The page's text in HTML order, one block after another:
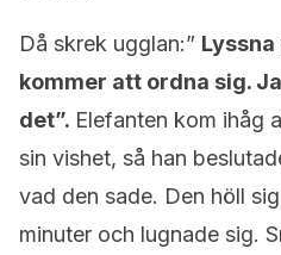
Då skrek ugglan:” Lyssna
kommer att ordna sig.
det”. Elefanten kom ihåg
sin vishet, så han
vad den sade. Den höll
minuter och lugnade sig.